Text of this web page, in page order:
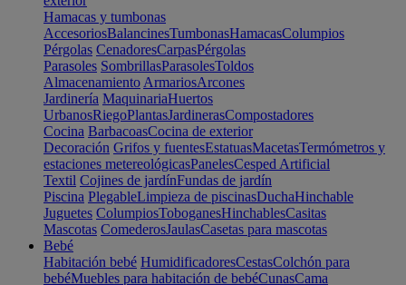
Hamacas y tumbonas
AccesoriosBalancinesTumbonasHamacasColumpios
Pérgolas CenadoresCarpasPérgolas
Parasoles SombrillasParasolesToldos
Almacenamiento ArmariosArcones
Jardinería MaquinariaHuertos
UrbanosRiegoPlantasJardinerasCompostadores
Cocina BarbacoasCocina de exterior
Decoración Grifos y fuentesEstatuasMacetasTermómetros y
estaciones metereológicasPanelesCesped Artificial
Textil Cojines de jardínFundas de jardín
Piscina PlegableLimpieza de piscinasDuchaHinchable
Juguetes ColumpiosToboganesHinchablesCasitas
Mascotas ComederosJaulasCasetas para mascotas
Bebé
Habitación bebé HumidificadoresCestasColchón para
bebéMuebles para habitación de bebéCunasCama